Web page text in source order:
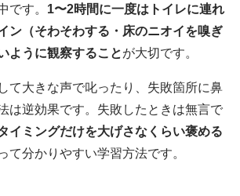
です。 1〜2時間に一度はトイレに連れ
ン（そわそわする・床のニオイを嗅ぎ
ように観察することが大切です。
て大きな声で叱ったり、失敗箇所に鼻
は逆効果です。失敗したときは無言で
イミングだけを大げさなくらい褒める
て分かりやすい学習方法です。